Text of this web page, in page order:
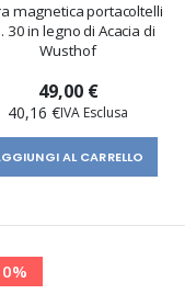
magnetica portacoltelli
30 in legno di Acacia di
Wusthof
49,00 €
40,16 €
AL CARRELLO